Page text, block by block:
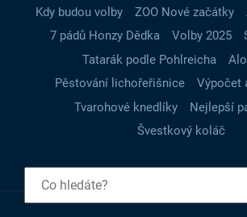
Kdy budou volby
ZOO Nové začátky
7 pádů Honzy Dědka
Volby 2025
Tatarák podle Pohlreicha
Pěstování lichořeřišnice
Výpočet
Tvarohové knedlíky
Nejlepší
Švestkový koláč